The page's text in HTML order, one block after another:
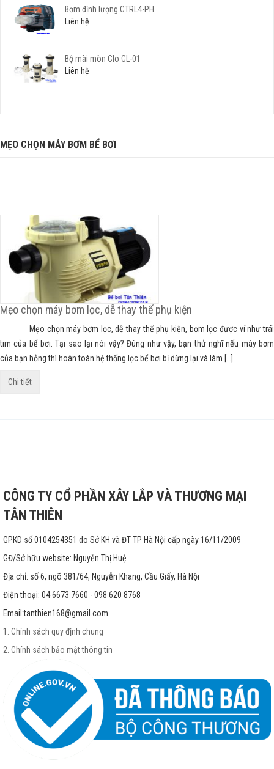
Bơm định lượng CTRL4-PH
Liên hệ
Bộ mài mòn Clo CL-01
Liên hệ
MẸO CHỌN MÁY BƠM BỂ BƠI
Mẹo chọn máy bơm lọc, dễ thay thế phụ kiện
Mẹo chọn máy bơm lọc, dễ thay thế phụ kiện, bơm lọc được ví như trái
tim của bể bơi. Tại sao lại nói vậy? Đúng như vậy, bạn thử nghĩ nếu máy bơm
của bạn hỏng thì hoàn toàn hệ thống lọc bể bơi bị dừng lại và làm […]
Chi tiết
CÔNG TY CỔ PHẦN XÂY LẮP VÀ THƯƠNG MẠI
TÂN THIÊN
GPKD số 0104254351 do Sở KH và ĐT TP Hà Nội cấp ngày 16/11/2009
GĐ/Sở hữu website: Nguyễn Thị Huệ
Địa chỉ: số 6, ngõ 381/64, Nguyễn Khang, Cầu Giấy, Hà Nội
Điện thoại: 04 6673 7660 - 098 620 8768
Email:tanthien168@gmail.com
1. Chính sách quy định chung
2. Chính sách bảo mật thông tin